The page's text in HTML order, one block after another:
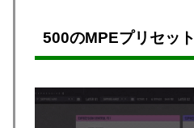
500のMPEプリセット